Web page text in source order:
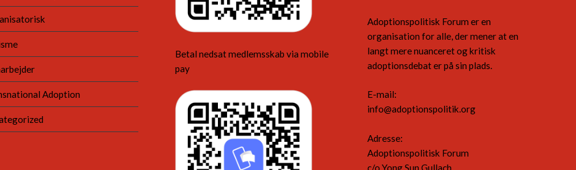
Adoption
Betal nedsat medlemsskab via mobile
pay
Adoptionspolitisk Forum er en
organisation for alle, der mener at en
langt mere nuanceret og kritisk
adoptionsdebat er på sin plads.
E-mail:
info@adoptionspolitik.org
Adresse:
Adoptionspolitisk Forum
c/o Yong Sun Gullach